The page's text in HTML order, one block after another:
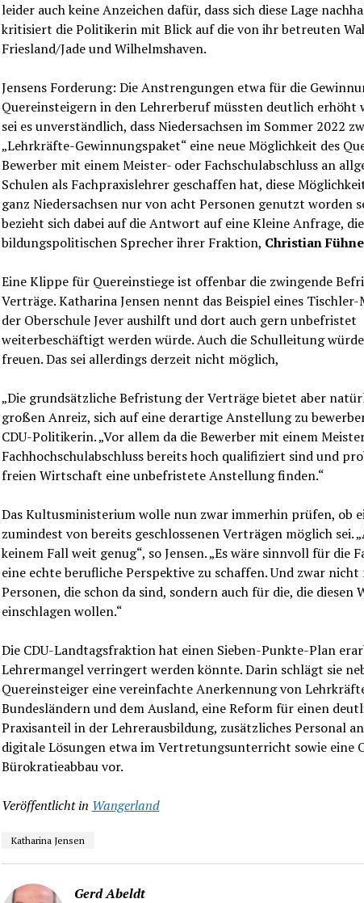
leider auch keine Anzeichen dafür, dass sich diese Lage
kritisiert die Politikerin mit Blick auf die von ihr betreuten
Friesland/Jade und Wilhelmshaven.
Jensens Forderung: Die Anstrengungen etwa für die
Quereinsteigern in den Lehrerberuf müssten deutlich erhöht
sei es unverständlich, dass Niedersachsen im Sommer 2022
„Lehrkräfte-Gewinnungspaket“ eine neue Möglichkeit des
Bewerber mit einem Meister- oder Fachschulabschluss an
Schulen als Fachpraxislehrer geschaffen hat, diese
ganz Niedersachsen nur von acht Personen genutzt worden
bezieht sich dabei auf die Antwort auf eine Kleine Anfrage,
bildungspolitischen Sprecher ihrer Fraktion, Christian
Eine Klippe für Quereinstiege ist offenbar die zwingende
Verträge. Katharina Jensen nennt das Beispiel eines
der Oberschule Jever aushilft und dort auch gern unbefristet
weiterbeschäftigt werden würde. Auch die Schulleitung
freuen. Das sei allerdings derzeit nicht möglich,
„Die grundsätzliche Befristung der Verträge bietet aber
großen Anreiz, sich auf eine derartige Anstellung zu
CDU-Politikerin. „Vor allem da die Bewerber mit einem
Fachhochschulabschluss bereits hoch qualifiziert sind und
freien Wirtschaft eine unbefristete Anstellung finden.“
Das Kultusministerium wolle nun zwar immerhin prüfen, ob
zumindest von bereits geschlossenen Verträgen möglich sei.
keinem Fall weit genug“, so Jensen. „Es wäre sinnvoll für die
eine echte berufliche Perspektive zu schaffen. Und zwar
Personen, die schon da sind, sondern auch für die, die diesen
einschlagen wollen.“
Die CDU-Landtagsfraktion hat einen Sieben-Punkte-Plan
Lehrermangel verringert werden könnte. Darin schlägt sie
Quereinsteiger eine vereinfachte Anerkennung von
Bundesländern und dem Ausland, eine Reform für einen
Praxisanteil in der Lehrerausbildung, zusätzliches Personal
digitale Lösungen etwa im Vertretungsunterricht sowie eine
Bürokratieabbau vor.
Veröffentlicht in Wangerland
Katharina Jensen
Gerd Abeldt